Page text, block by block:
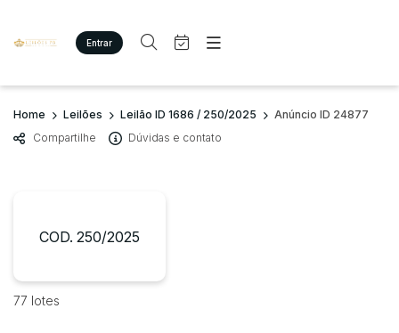
Entrar
Criar conta Entrar
Site
Agenda
Quem Somos
Imóveis
Veículos
Carros
Busca por palavra-chave
Bairro
Quem Somos
Home Leilões Leilão ID 1686 / 250/2025
Anúncio ID 24877
Compartilhe
Dúvidas e contato
COD. 250/2025
77 lotes